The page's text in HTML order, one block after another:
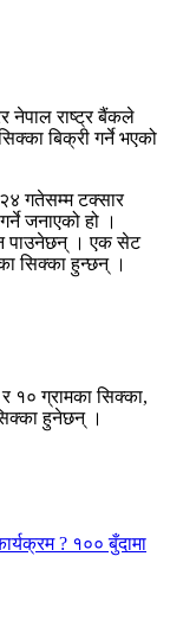
नेपाल राष्ट्र बैंकले
बिक्री गर्ने भएको
गतेसम्म टक्सार
जनाएको हो ।
पाउनेछन् । एक सेट
सिक्का हुन्छन् ।
१० ग्रामका सिक्का,
हुनेछन् ।
? १०० बुँदामा